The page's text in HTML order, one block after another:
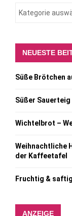
NEUESTE
Süße Brötchen
Süßer Sauerteig
Wichtelbrot –
Weihnachtliche
der Kaffeetafel
Fruchtig &
ANZEIGE